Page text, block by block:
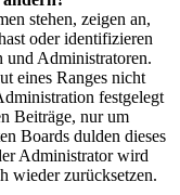
stehen, zeigen an,
oder identifizieren
und Administratoren.
eines Ranges nicht
festgelegt
Beiträge, nur um
Boards dulden dieses
Administrator wird
wieder zurücksetzen.